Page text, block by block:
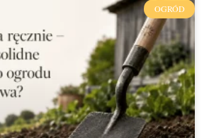
OGRÓD